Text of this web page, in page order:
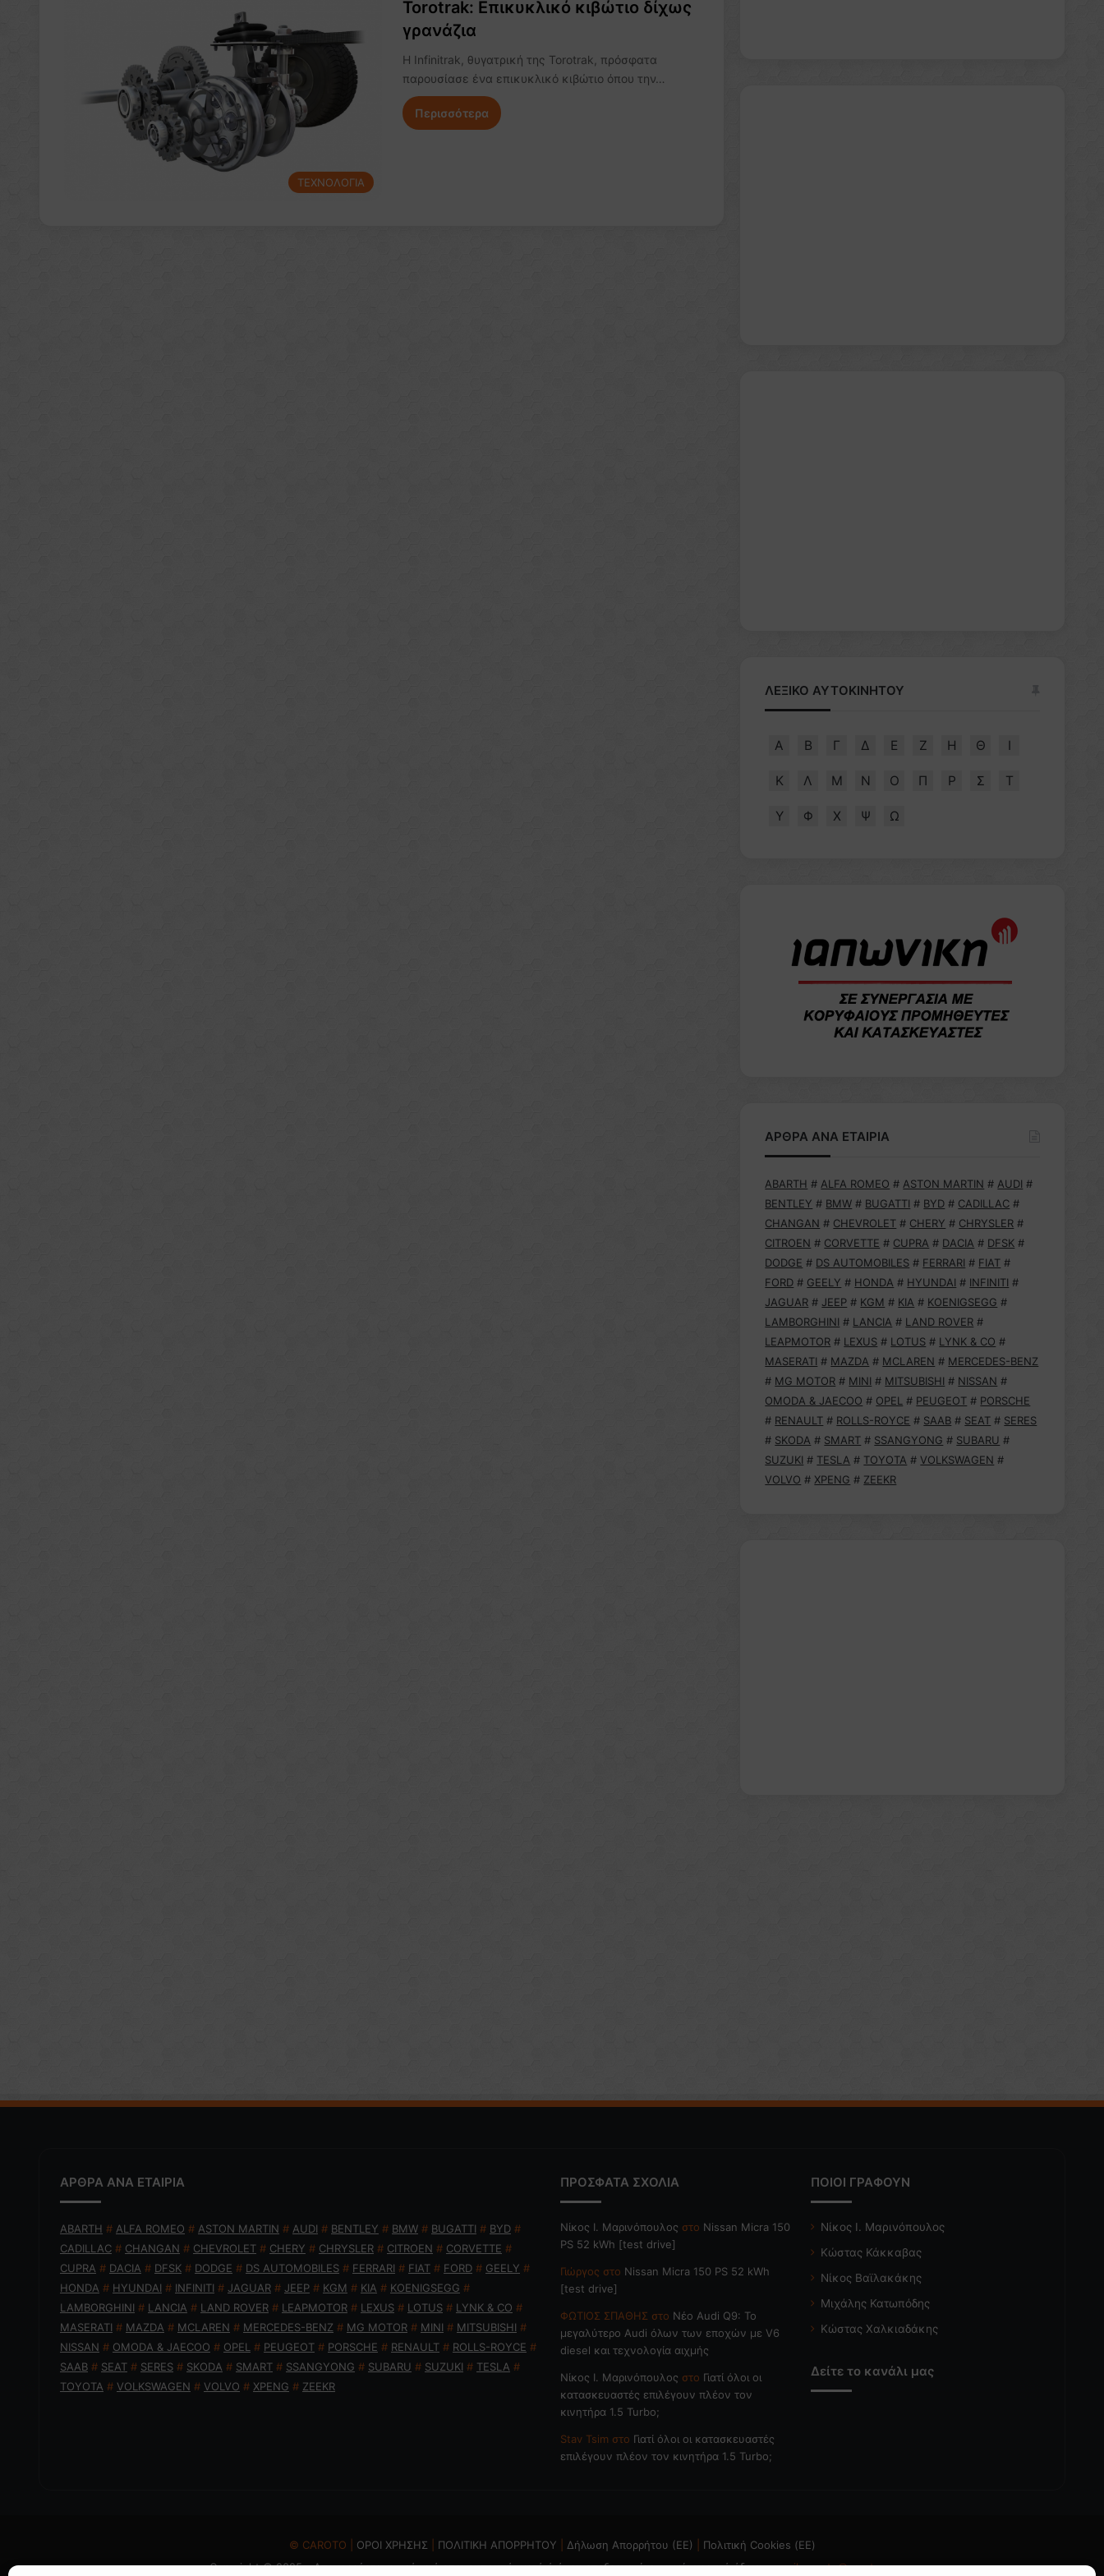
ΤΕΧΝΟΛΟΓΙΑ
Torotrak: Eπικυκλικό κιβώτιο δίχως
γρανάζια
H Infinitrak, θυγατρική της Torotrak, πρόσφατα
παρουσίασε ένα επικυκλικό κιβώτιο όπου την…
Περισσότερα
ΛΕΞΙΚΟ ΑΥΤΟΚΙΝΗΤΟΥ
Α Β Γ Δ Ε Ζ Η Θ Ι
Κ Λ Μ Ν Ο Π Ρ Σ Τ
Υ Φ Χ Ψ Ω
ΑΡΘΡΑ ΑΝΑ ΕΤΑΙΡΙΑ
ABARTH # ALFA ROMEO # ASTON MARTIN # AUDI #
BENTLEY # BMW # BUGATTI # BYD # CADILLAC #
CHANGAN # CHEVROLET # CHERY # CHRYSLER #
CITROEN # CORVETTE # CUPRA # DACIA # DFSK #
DODGE # DS AUTOMOBILES # FERRARI # FIAT #
FORD # GEELY # HONDA # HYUNDAI # INFINITI #
JAGUAR # JEEP # KGM # KIA # KOENIGSEGG #
LAMBORGHINI # LANCIA # LAND ROVER #
LEAPMOTOR # LEXUS # LOTUS # LYNK & CO #
MASERATI # MAZDA # MCLAREN # MERCEDES-BENZ
# MG MOTOR # MINI # MITSUBISHI # NISSAN #
OMODA & JAECOO # OPEL # PEUGEOT # PORSCHE
# RENAULT # ROLLS-ROYCE # SAAB # SEAT # SERES
# SKODA # SMART # SSANGYONG # SUBARU #
SUZUKI # TESLA # TOYOTA # VOLKSWAGEN #
VOLVO # XPENG # ZEEKR
ΑΡΘΡΑ ΑΝΑ ΕΤΑΙΡΙΑ
ABARTH # ALFA ROMEO # ASTON MARTIN # AUDI # BENTLEY # BMW # BUGATTI # BYD #
CADILLAC # CHANGAN # CHEVROLET # CHERY # CHRYSLER # CITROEN # CORVETTE #
CUPRA # DACIA # DFSK # DODGE # DS AUTOMOBILES # FERRARI # FIAT # FORD # GEELY #
HONDA # HYUNDAI # INFINITI # JAGUAR # JEEP # KGM # KIA # KOENIGSEGG #
LAMBORGHINI # LANCIA # LAND ROVER # LEAPMOTOR # LEXUS # LOTUS # LYNK & CO #
MASERATI # MAZDA # MCLAREN # MERCEDES-BENZ # MG MOTOR # MINI # MITSUBISHI #
NISSAN # OMODA & JAECOO # OPEL # PEUGEOT # PORSCHE # RENAULT # ROLLS-ROYCE #
SAAB # SEAT # SERES # SKODA # SMART # SSANGYONG # SUBARU # SUZUKI # TESLA #
TOYOTA # VOLKSWAGEN # VOLVO # XPENG # ZEEKR
ΠΡΟΣΦΑΤΑ ΣΧΟΛΙΑ
Nίκος Ι. Mαρινόπουλος στο Nissan Micra 150
PS 52 kWh [test drive]
Γιώργος στο Nissan Micra 150 PS 52 kWh
[test drive]
ΦΩΤΙΟΣ ΣΠΑΘΗΣ στο Νέο Audi Q9: Το
μεγαλύτερο Audi όλων των εποχών με V6
diesel και τεχνολογία αιχμής
Nίκος Ι. Mαρινόπουλος στο Γιατί όλοι οι
κατασκευαστές επιλέγουν πλέον τον
κινητήρα 1.5 Turbo;
Stav Tsim στο Γιατί όλοι οι κατασκευαστές
επιλέγουν πλέον τον κινητήρα 1.5 Turbo;
ΠΟΙΟΙ ΓΡΑΦΟΥΝ
Νίκος Ι. Μαρινόπουλος
Κώστας Κάκκαβας
Νίκος Βαϊλακάκης
Μιχάλης Κατωπόδης
Κώστας Χαλκιαδάκης
Δείτε το κανάλι μας
© CAROTO | ΟΡΟΙ ΧΡΗΣΗΣ ΠΟΛΙΤΙΚΗ ΑΠΟΡΡΗΤΟΥ Δήλωση Απορρήτου (ΕΕ)
Πολιτική Cookies (ΕΕ)
Copyright © 2025 - Απαγορεύεται η χρήση ή επανεκπομπή, μετά ή άνευ επεξεργασίας, χωρίς γραπτή άδεια- email: caroto@caroto.gr